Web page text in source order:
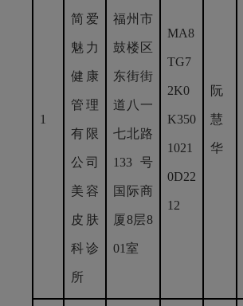
1
简爱
魅力
健康
管理
有限
公司
美容
皮肤
科诊
所
福州市
鼓楼区
东街街
道八一
七北路
133号
国际商
厦8层8
01室
MA8
TG7
2K0
K350
1021
0D22
12
阮
慧
华